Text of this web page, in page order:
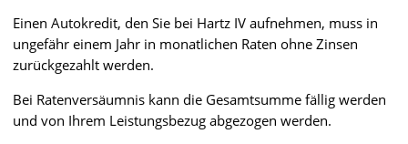
Einen Autokredit, den Sie bei Hartz IV aufnehmen, muss in
ungefähr einem Jahr in monatlichen Raten ohne Zinsen
zurückgezahlt werden.
Bei Ratenversäumnis kann die Gesamtsumme fällig werden
und von Ihrem Leistungsbezug abgezogen werden.